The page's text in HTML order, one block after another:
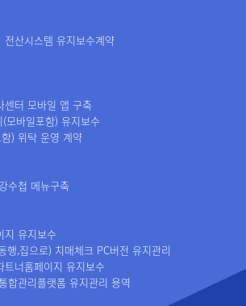
전산시스템 유지보수계약
센터 모바일 앱 구축
모바일포함) 유지보수
) 위탁 운영 계약
수첩 메뉴구축
지 유지보수
행,집으로) 치매체크 PC버전 유지관리
트너홈페이지 유지보수
합관리플랫폼 유지관리 용역